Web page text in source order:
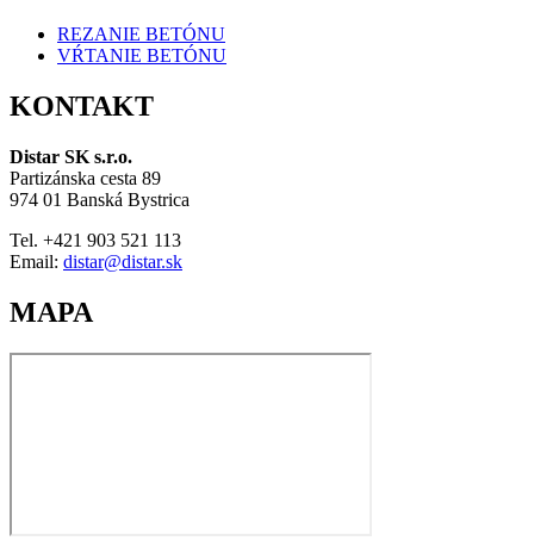
REZANIE BETÓNU
VŔTANIE BETÓNU
KONTAKT
Distar SK s.r.o.
Partizánska cesta 89
974 01 Banská Bystrica
Tel. +421 903 521 113
Email: distar@distar.sk
MAPA